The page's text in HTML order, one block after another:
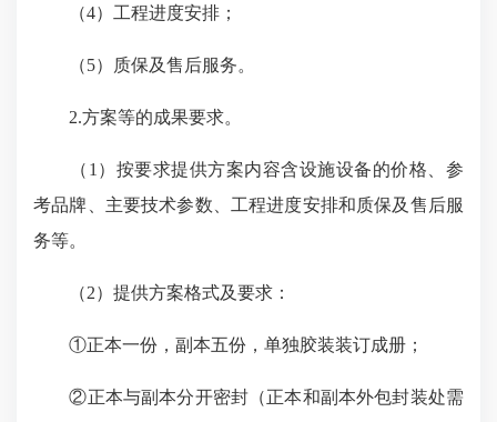
（4）工程进度安排；
（5）质保及售后服务。
2.方案等的成果要求。
（1）按要求提供方案内容含设施设备的价格、参
考品牌、主要技术参数、工程进度安排和质保及售后服
务等。
（2）提供方案格式及要求：
①正本一份，副本五份，单独胶装装订成册；
②正本与副本分开密封（正本和副本外包封装处需